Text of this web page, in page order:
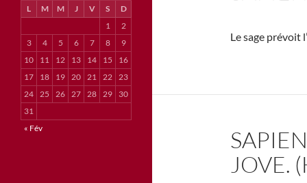
Le sage prévoit
JOVE.
L M M J V S
D
1
2
3
4 5 6 7 8
9
10
11 12 13 14 15
16
17
18 19 20 21 22 23
24 25 26 27 28 29
30
31
« Fév